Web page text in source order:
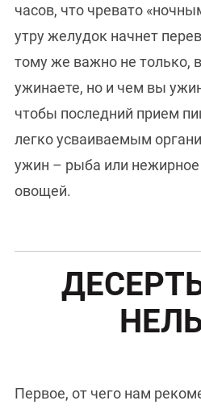
часов, что чревато
утру желудок начнет
тому же важно не только,
ужинаете, но и чем вы
чтобы последний прием
легко усваиваемым
ужин – рыба или нежирное
овощей.
Первое, от чего нам